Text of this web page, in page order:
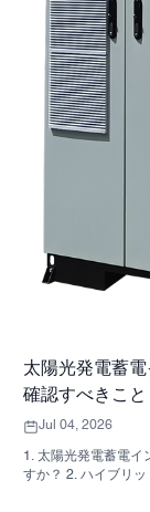
太陽光発電蓄
確認すべきこと
Jul 04, 2026
1. 太陽光発電蓄電イ
すか？ 2. ハイブリ